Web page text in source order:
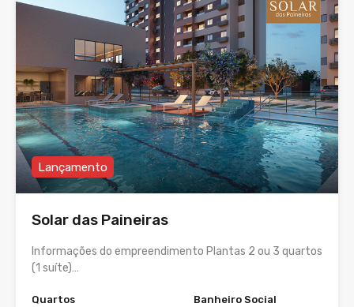
Lançamento
Solar das Paineiras
Informações do empreendimento Plantas 2 ou 3 quartos
(1 suíte)…
Quartos
Banheiro Social